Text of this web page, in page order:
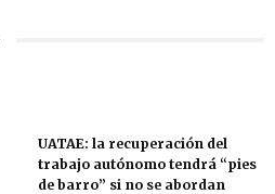
UATAE: la recuperación del
trabajo autónomo tendrá “pies
de barro” si no se abordan